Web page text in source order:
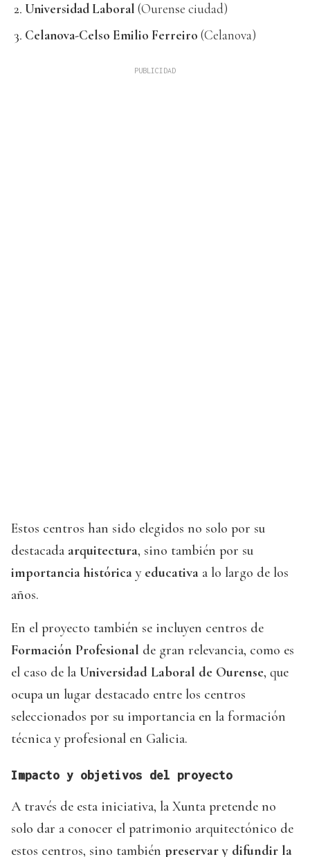
Universidad Laboral (Ourense ciudad)
Celanova-Celso Emilio Ferreiro (Celanova)
Estos centros han sido elegidos no solo por su
destacada arquitectura, sino también por su
importancia histórica y educativa a lo largo de los
años.
En el proyecto también se incluyen centros de
Formación Profesional de gran relevancia, como es
el caso de la Universidad Laboral de Ourense, que
ocupa un lugar destacado entre los centros
seleccionados por su importancia en la formación
técnica y profesional en Galicia.
Impacto y objetivos del proyecto
A través de esta iniciativa, la Xunta pretende no
solo dar a conocer el patrimonio arquitectónico de
estos centros, sino también preservar y difundir la